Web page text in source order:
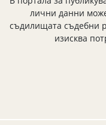
лични данни
съдилищата съдебни
изисква